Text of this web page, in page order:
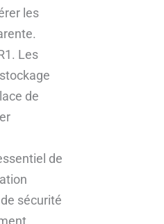
les
Les
de
de
sécurité